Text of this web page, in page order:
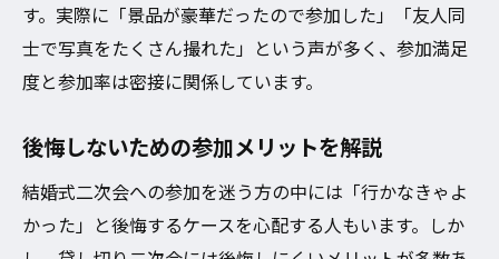
す。実際に「景品が豪華だったので参加した」「友人同
士で写真をたくさん撮れた」という声が多く、参加満足
度と参加率は密接に関係しています。
後悔しないための参加メリットを解説
結婚式二次会への参加を迷う方の中には「行かなきゃよ
かった」と後悔するケースを心配する人もいます。しか